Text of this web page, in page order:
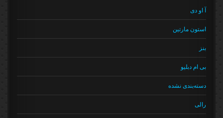
آ او دی
استون مارتین
بی ام دبلیو
دسته‌بندی نشده
رالی